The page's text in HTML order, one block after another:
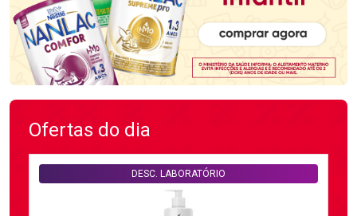
Ofertas do dia
DESC. LABORATÓRIO